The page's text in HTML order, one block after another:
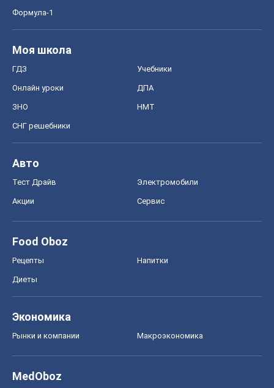
Формула-1
Моя школа
ГДЗ Учебники
Онлайн уроки ДПА
ЗНО НМТ
СНГ решебники
Авто
Тест Драйв Электромобили
Акции Сервис
Food Oboz
Рецепты Напитки
Диеты
Экономика
Рынки и компании Mакроэкономика
MedOboz